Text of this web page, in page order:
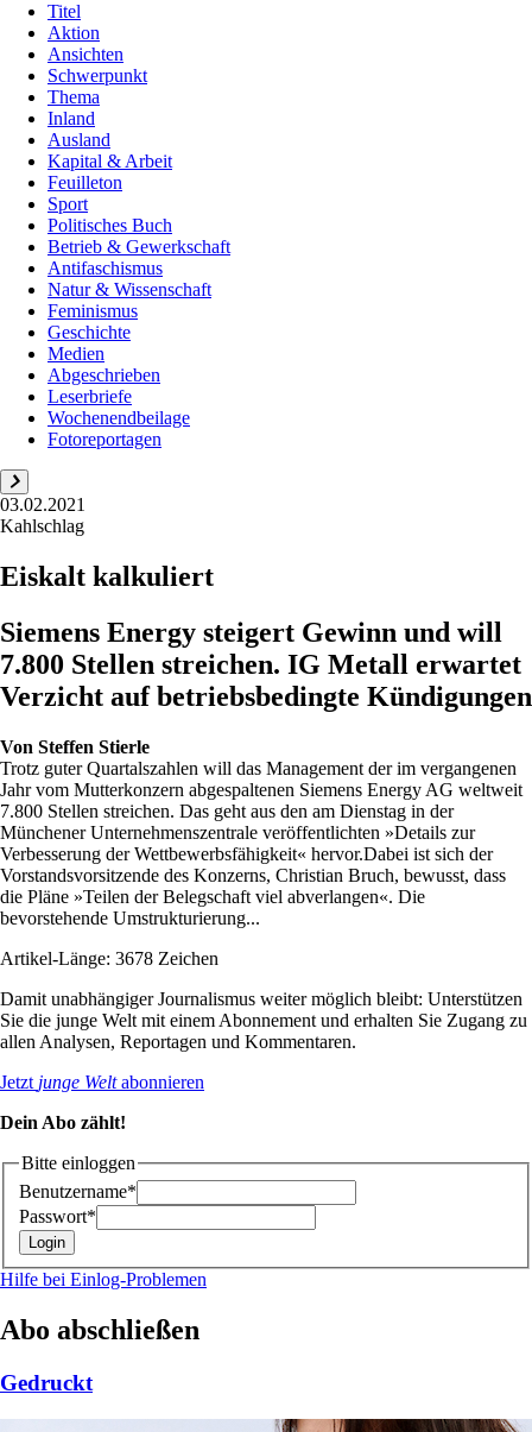
Titel
Aktion
Ansichten
Schwerpunkt
Thema
Inland
Ausland
Kapital & Arbeit
Feuilleton
Sport
Politisches Buch
Betrieb & Gewerkschaft
Antifaschismus
Natur & Wissenschaft
Feminismus
Geschichte
Medien
Abgeschrieben
Leserbriefe
Wochenendbeilage
Fotoreportagen
03.02.2021
Kahlschlag
Eiskalt kalkuliert
Siemens Energy steigert Gewinn und will
7.800 Stellen streichen. IG Metall erwartet
Verzicht auf betriebsbedingte Kündigungen
Von Steffen Stierle
Trotz guter Quartalszahlen will das Management der im vergangenen
Jahr vom Mutterkonzern abgespaltenen Siemens Energy AG weltweit
7.800 Stellen streichen. Das geht aus den am Dienstag in der
Münchener Unternehmenszentrale veröffentlichten »Details zur
Verbesserung der Wettbewerbsfähigkeit« hervor.Dabei ist sich der
Vorstandsvorsitzende des Konzerns, Christian Bruch, bewusst, dass
die Pläne »Teilen der Belegschaft viel abverlangen«. Die
bevorstehende Umstrukturierung...
Artikel-Länge: 3678 Zeichen
Damit unabhängiger Journalismus weiter möglich bleibt: Unterstützen
Sie die junge Welt mit einem Abonnement und erhalten Sie Zugang zu
allen Analysen, Reportagen und Kommentaren.
Jetzt junge Weltabonnieren
Dein Abo zählt!
Bitte einloggen
Benutzername*
Passwort*
Hilfe bei Einlog-Problemen
Abo abschließen
Gedruckt